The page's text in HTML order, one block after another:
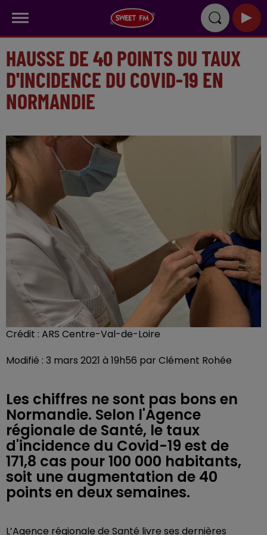
HAUSSE DE 40 POINTS DU TAUX
D'INCIDENCE DU COVID-19 EN
NORMANDIE
Crédit : ARS Centre-Val-de-Loire
Modifié : 3 mars 2021 à 19h56 par Clément Rohée
Les chiffres ne sont pas bons en
Normandie. Selon l'Agence
régionale de Santé, le taux
d'incidence du Covid-19 est de
171,8 cas pour 100 000 habitants,
soit une augmentation de 40
points en deux semaines.
L’Agence régionale de Santé livre ses dernières